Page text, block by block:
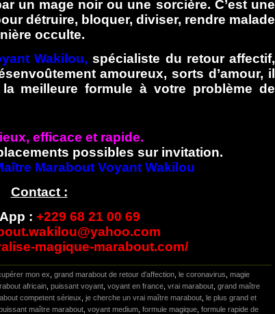
un mage noir ou une sorcière. C’est une
détruire, bloquer, diviser, rendre malade
occulte.
Wakilou, spécialiste du retour affectif,
amoureux, sorts d’amour, il
meilleure formule à votre problème de
efficace et rapide.
possibles sur invitation.
Marabout Voyant Wakilou
Contact :
: +229 68 21 00 69
magique-marabout.com/
mon ex grand marabout de retour d'affection le coronavirus magie
africain puissant voyant voyant en france vrai marabout grand maître
competent sérieux je cherche un vrai maître marabout le plus grand et
maître marabout voyant medium formule magique formule rapide de